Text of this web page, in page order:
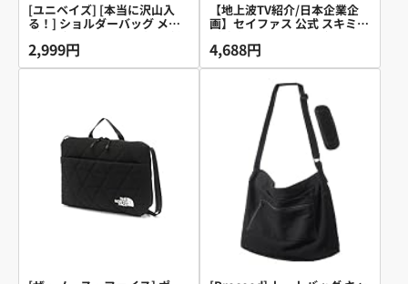
[ユニベイズ] [本当に沢山入
る！] ショルダーバッグ メン
ズ レディース 小さめ 軽量 斜
めがけ ナイロン シンプル ス
トリート 無地 (ブラック)
2,999円
【地上波TV紹介/日本企業企
画】セイファス 公式 スキミン
グ防止×ヨーロッパデザイン
ボディバッグ ショルダーバッ
グ ウエストポーチ メンズ レ
ディース コンパクト 大容量
小さめ 軽量 撥水 背面防犯ポ
ケット 3way FARIE ipad
mini 収納可 +ファッションコ
ーディネートのお悩み解決 電
子コラム付き (ブラック（赤ジ
ッパー）, 機能強化モデル)
4,688円